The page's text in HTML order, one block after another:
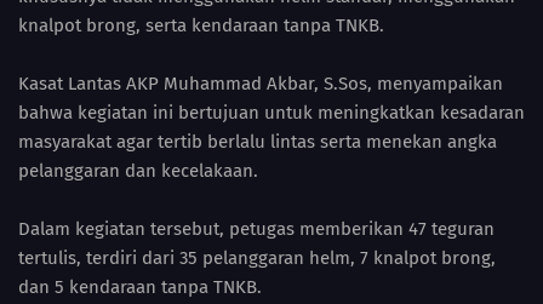
knalpot brong, serta kendaraan tanpa TNKB.
Kasat Lantas AKP Muhammad Akbar, S.Sos, menyampaikan
bahwa kegiatan ini bertujuan untuk meningkatkan kesadaran
masyarakat agar tertib berlalu lintas serta menekan angka
pelanggaran dan kecelakaan.
Dalam kegiatan tersebut, petugas memberikan 47 teguran
tertulis, terdiri dari 35 pelanggaran helm, 7 knalpot brong,
dan 5 kendaraan tanpa TNKB.